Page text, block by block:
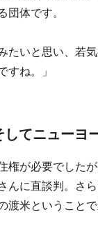
団体です。
たいと思い、若
すね。」
てニューヨ
権が必要でした
んに直談判。さ
渡米ということ